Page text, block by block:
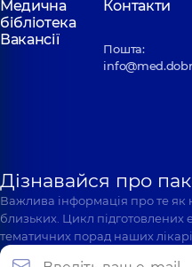
Медична
бібліотека
Контакти
Вакансії
Пошта:
Дізнавайся про
Важлива інформація про те як
близьких. Цикл
тематичних порад наших